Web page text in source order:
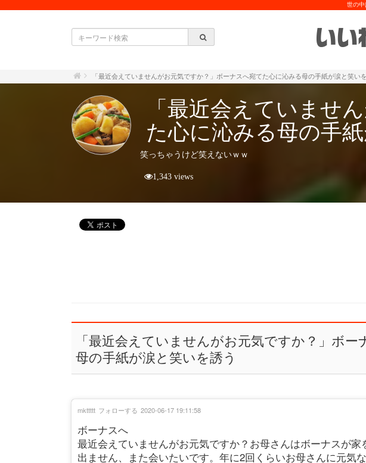
世の中
「最近会えていませんがお元気ですか？」ボーナスへ宛てた心に沁みる母の手紙が涙と笑い
「最近会えていませ
た心に沁みる母の手
笑っちゃうけど笑えないｗｗ
1,343 views
「最近会えていませんがお元気ですか？」ボ
母の手紙が涙と笑いを誘う
ボーナスへ
最近会えていませんがお元気ですか？お母さんはボーナスが
出ません、また会いたいです。年に2回くらいお母さんに元気
mkttttt フォローする 2020-06-17 19:11:58